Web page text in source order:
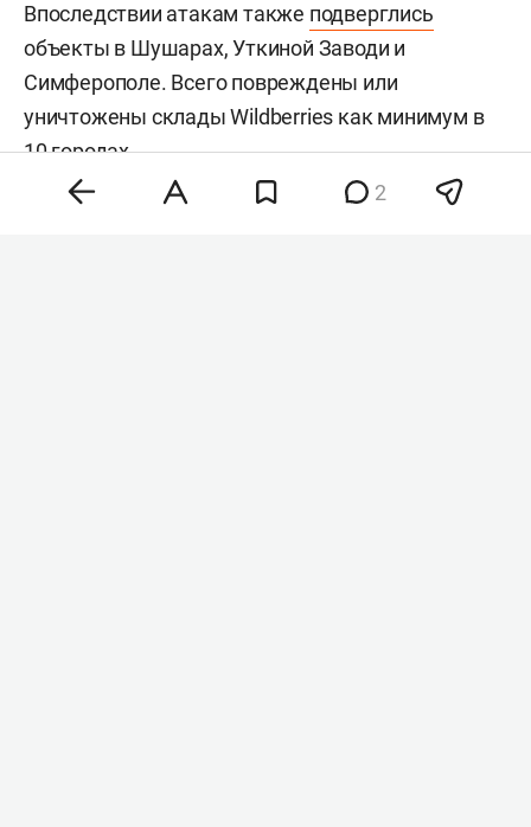
Впоследствии атакам также подверглись
объекты в Шушарах, Уткиной Заводи и
Симферополе. Всего повреждены или
уничтожены склады Wildberries как минимум в
10 городах.
Ранее один из владельцев пункта выдачи
2